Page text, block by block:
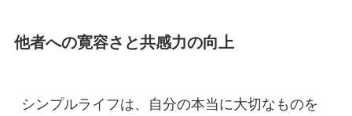
他者への寛容さと共感力の向上
シンプルライフは、自分の本当に大切なものを